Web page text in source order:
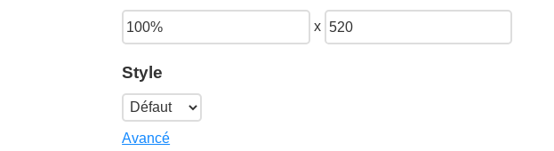
x
Style
Avancé